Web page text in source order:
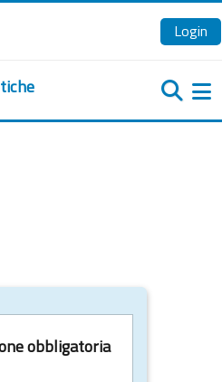
Login
obbligatoria